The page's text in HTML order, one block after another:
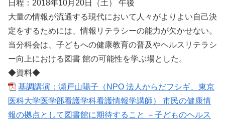
日程：2018年10月20日（土） 午後
大量の情報が流通する現代において人々がよりよい自己決
定をするためには、情報リテラシーの能力が欠かせない。
当分科会は、子どもへの健康教育の普及やヘルスリテラシ
ー向上における図書 館の可能性を学ぶ場とした。
◆資料◆
基調講演：瀬戸山陽子（NPO 法人からだフシギ、東京
医科大学医学部看護学科看護情報学講師） 市民の健康情
報の拠点として図書館に期待すること －子どものヘルス